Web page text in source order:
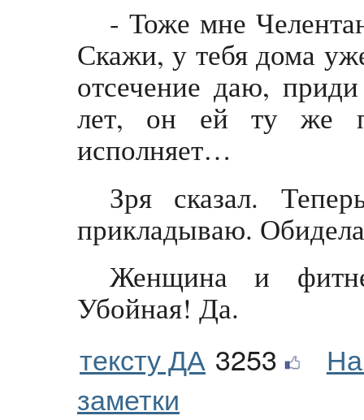
- Тоже мне
Скажи, у тебя дома
отсечение даю,
лет, он ей ту же
исполняет…
Зря сказал.
прикладываю.
Женщина и
Убойная! Да.
тексту ДА 3253
заметки